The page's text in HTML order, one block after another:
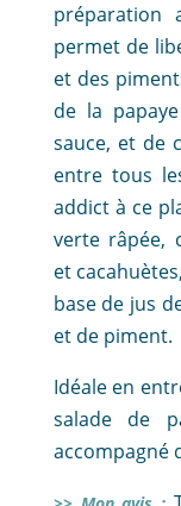
préparation
permet de
et des
de la
sauce, et de
entre tous
addict à ce
verte râpée,
et
base de jus
et de piment.
Idéale en
salade de
accompagné